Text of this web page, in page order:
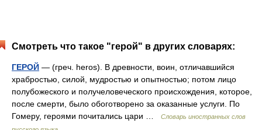
Смотреть что такое "герой" в других словарях:
ГЕРОЙ — (греч. heros). В древности, воин, отличавшийся
храбростью, силой, мудростью и опытностью; потом лицо
полубожеского и получеловеческого происхождения, которое,
после смерти, было обоготворено за оказанные услуги. По
Гомеру, героями почитались цари …
Словарь иностранных слов